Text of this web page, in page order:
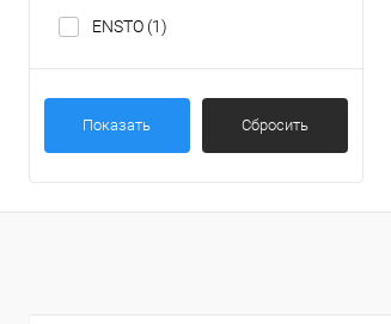
ENSTO (1)
Показать Сбросить